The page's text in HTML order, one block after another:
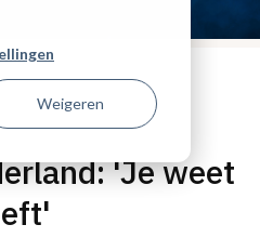
Weigeren
2023
'Je weet